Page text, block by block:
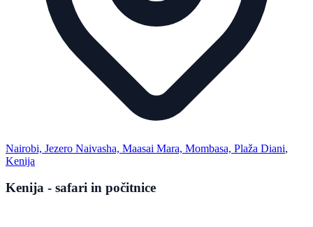
Nairobi, Jezero Naivasha, Maasai Mara, Mombasa, Plaža Diani,
Kenija
Kenija - safari in počitnice